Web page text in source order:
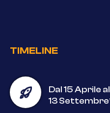
TIMELINE
Dal 15 Aprile al
13